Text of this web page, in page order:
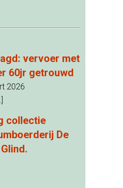
vervoer met
60jr getrouwd
2026
collectie
De